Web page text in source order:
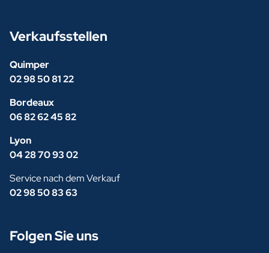
Verkaufsstellen
Quimper
02 98 50 81 22
Bordeaux
06 82 62 45 82
Lyon
04 28 70 93 02
Service nach dem Verkauf
02 98 50 83 63
Folgen Sie uns